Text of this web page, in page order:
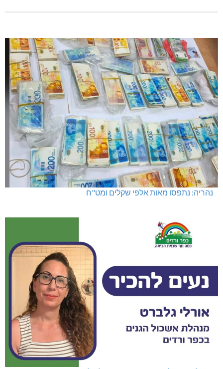
נהריה: נתפסו מאות אלפי שקלים ומט"ח